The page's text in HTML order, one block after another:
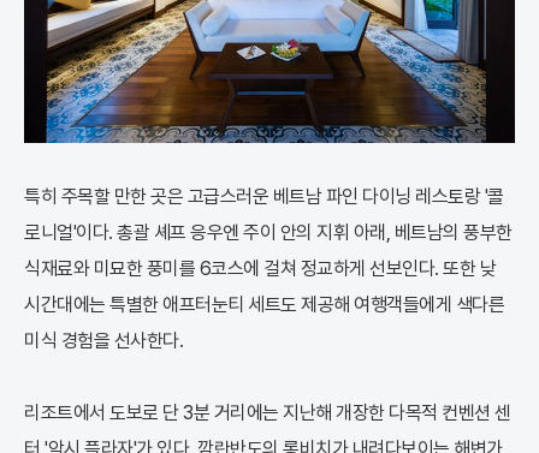
특히 주목할 만한 곳은 고급스러운 베트남 파인 다이닝 레스토랑 '콜
로니얼'이다. 총괄 셰프 응우엔 주이 안의 지휘 아래, 베트남의 풍부한
식재료와 미묘한 풍미를 6코스에 걸쳐 정교하게 선보인다. 또한 낮
시간대에는 특별한 애프터눈티 세트도 제공해 여행객들에게 색다른
미식 경험을 선사한다.
리조트에서 도보로 단 3분 거리에는 지난해 개장한 다목적 컨벤션 센